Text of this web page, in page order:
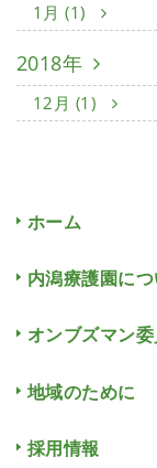
1月 (1)
2018年
12月 (1)
ホーム
内潟療護園に
オンブズマン
地域のために
採用情報